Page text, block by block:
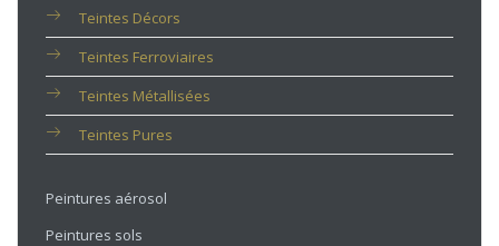
Teintes Décors
Teintes Ferroviaires
Teintes Métallisées
Teintes Pures
Peintures aérosol
Peintures sols